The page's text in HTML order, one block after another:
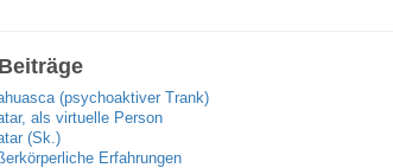
(psychoaktiver Trank)
als virtuelle Person
(Sk.)
Erfahrungen